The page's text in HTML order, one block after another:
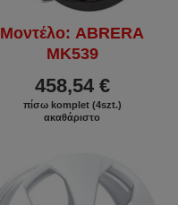
Μοντέλο: ABRERA
MK539
458,54 €
πίσω komplet (4szt.)
ακαθάριστο